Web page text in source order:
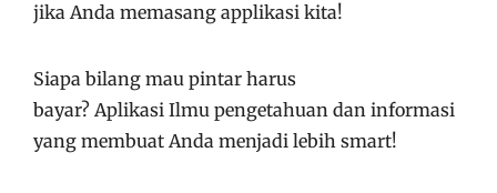
jika Anda memasang applikasi kita!
Siapa bilang mau pintar harus
bayar? Aplikasi Ilmu pengetahuan dan informasi
yang membuat Anda menjadi lebih smart!